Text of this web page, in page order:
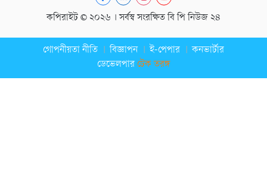
কপিরাইট © ২০২৬ । সর্বস্ব সংরক্ষিত বি পি নিউজ ২৪
গোপনীয়তা নীতি বিজ্ঞাপন ই-পেপার
কনভার্টার
ডেভেলপার টেক তরঙ্গ